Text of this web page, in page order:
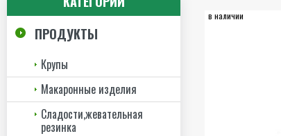
ПРОДУКТЫ
Крупы
Макаронные изделия
Сладости,жевательная
резинка
в наличии